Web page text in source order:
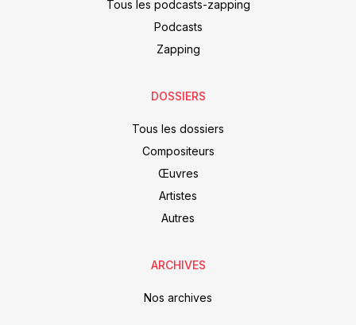
Tous les podcasts-zapping
Podcasts
Zapping
DOSSIERS
Tous les dossiers
Compositeurs
Œuvres
Artistes
Autres
ARCHIVES
Nos archives